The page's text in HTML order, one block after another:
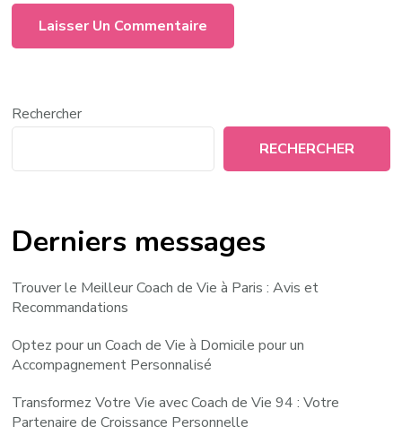
Rechercher
RECHERCHER
Derniers messages
Trouver le Meilleur Coach de Vie à Paris : Avis et
Recommandations
Optez pour un Coach de Vie à Domicile pour un
Accompagnement Personnalisé
Transformez Votre Vie avec Coach de Vie 94 : Votre
Partenaire de Croissance Personnelle